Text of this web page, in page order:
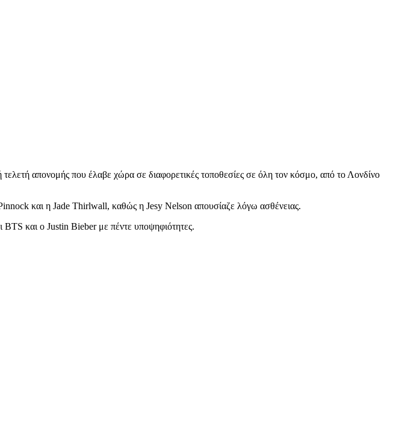
απονομής που έλαβε χώρα σε διαφορετικές τοποθεσίες σε όλη τον κόσμο, από το Λονδίνο
και η Jade Thirlwall, καθώς η Jesy Nelson απουσίαζε λόγω ασθένειας.
και ο Justin Bieber με πέντε υποψηφιότητες.